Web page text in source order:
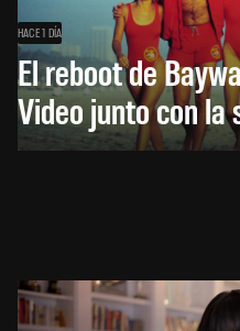
HACE 1 DÍA
El reboot de
Video junto con la